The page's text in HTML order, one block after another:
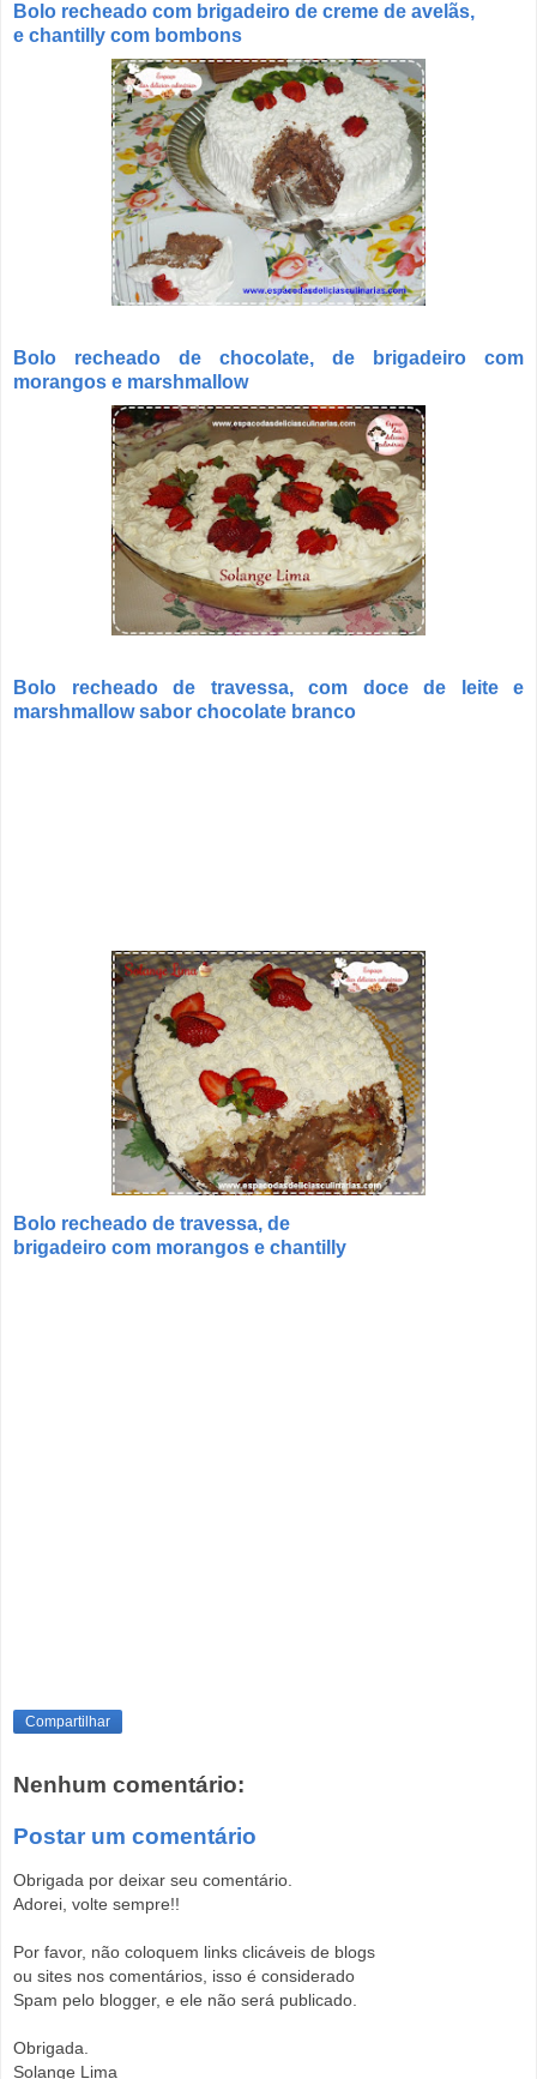
Bolo recheado com brigadeiro de creme de avelãs,
e chantilly com bombons
Bolo recheado de chocolate, de brigadeiro com
morangos e marshmallow
Bolo recheado de travessa, com doce de leite e
marshmallow sabor chocolate branco
Bolo recheado de travessa, de
brigadeiro com morangos e chantilly
Compartilhar
Nenhum comentário:
Postar um comentário
Obrigada por deixar seu comentário.
Adorei, volte sempre!!
Por favor, não coloquem links clicáveis de blogs
ou sites nos comentários, isso é considerado
Spam pelo blogger, e ele não será publicado.
Obrigada.
Solange Lima